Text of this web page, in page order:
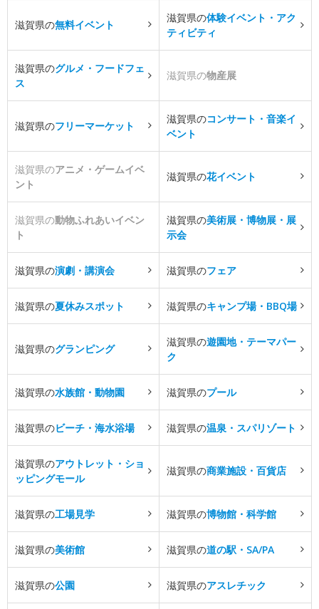
滋賀県の無料イベント
滋賀県の体験イベント・アク
ティビティ
滋賀県のグルメ・フードフェ
ス
滋賀県の物産展
滋賀県のフリーマーケット
滋賀県のコンサート・音楽イ
ベント
滋賀県のアニメ・ゲームイベ
ント
滋賀県の花イベント
滋賀県の動物ふれあいイベン
ト
滋賀県の美術展・博物展・展
示会
滋賀県の演劇・講演会 滋賀県のフェア
滋賀県の夏休みスポット 滋賀県のキャンプ場・BBQ場
滋賀県のグランピング
滋賀県の遊園地・テーマパー
ク
滋賀県の水族館・動物園 滋賀県のプール
滋賀県のビーチ・海水浴場 滋賀県の温泉・スパリゾート
滋賀県のアウトレット・ショ
ッピングモール
滋賀県の商業施設・百貨店
滋賀県の工場見学 滋賀県の博物館・科学館
滋賀県の美術館 滋賀県の道の駅・SA/PA
滋賀県の公園 滋賀県のアスレチック